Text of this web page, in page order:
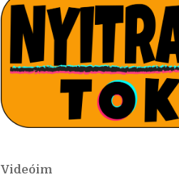
Videóim